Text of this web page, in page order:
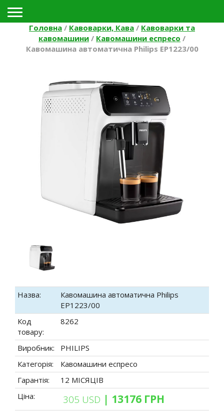
Головна / Кавоварки, Кава / Кавоварки та
кавомашини / Кавомашини еспресо /
Кавомашина автоматична Philips EP1223/00
Назва:
Кавомашина автоматична Philips
EP1223/00
Код
товару:
8262
Виробник:
PHILIPS
Категорія:
Кавомашини еспресо
Гарантія:
12 МІСЯЦІВ
Ціна:
305 USD | 13176 ГРН